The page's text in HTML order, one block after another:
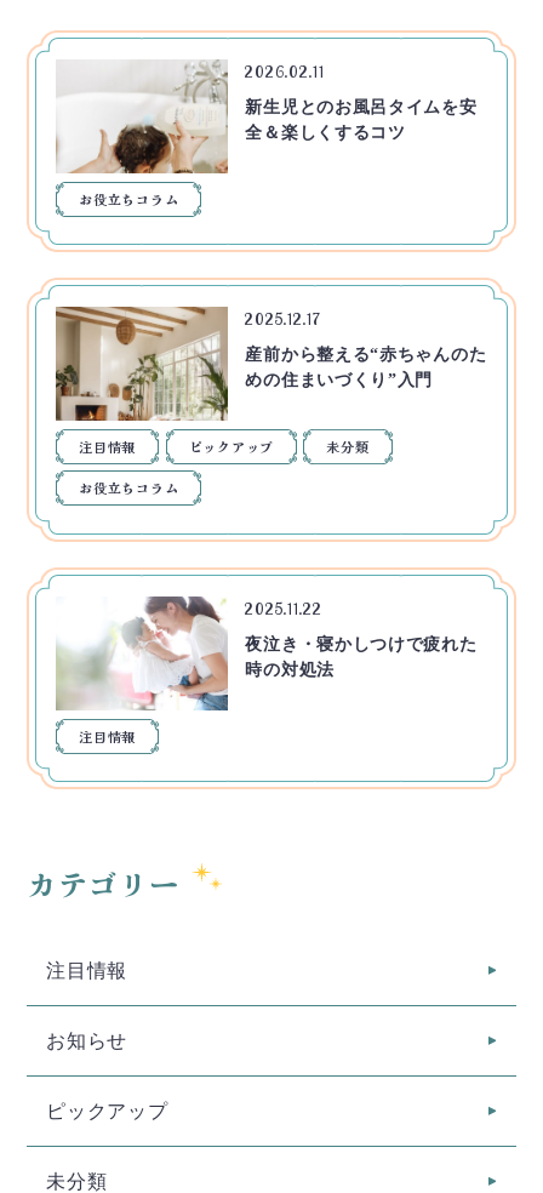
2026.02.11
新生児とのお風呂タイムを安
全＆楽しくするコツ
お役立ちコラム
2025.12.17
産前から整える“赤ちゃんのた
めの住まいづくり”入門
注目情報 ピックアップ 未分類
お役立ちコラム
2025.11.22
夜泣き・寝かしつけで疲れた
時の対処法
注目情報
カテゴリー
注目情報
お知らせ
ピックアップ
未分類